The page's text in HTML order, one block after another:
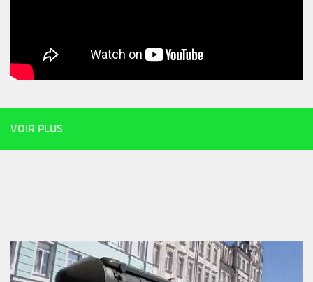
VOIR PLUS